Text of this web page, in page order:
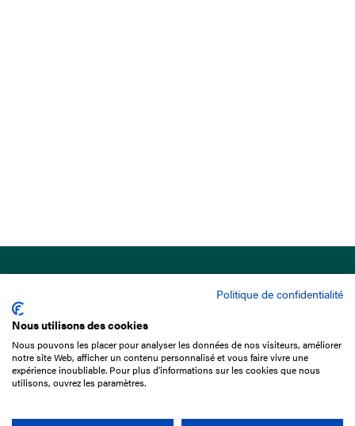
15 Boulevard de Douaumont
75017 Paris
01 49 10 20 29
Politique de confidentialité
Nous utilisons des cookies
Nous pouvons les placer pour analyser les données de nos visiteurs, améliorer
notre site Web, afficher un contenu personnalisé et vous faire vivre une
expérience inoubliable. Pour plus d'informations sur les cookies que nous
utilisons, ouvrez les paramètres.